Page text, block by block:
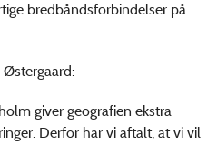
bredbåndsforbindelser på
giver geografien ekstra
Derfor har vi aftalt, at vi vil